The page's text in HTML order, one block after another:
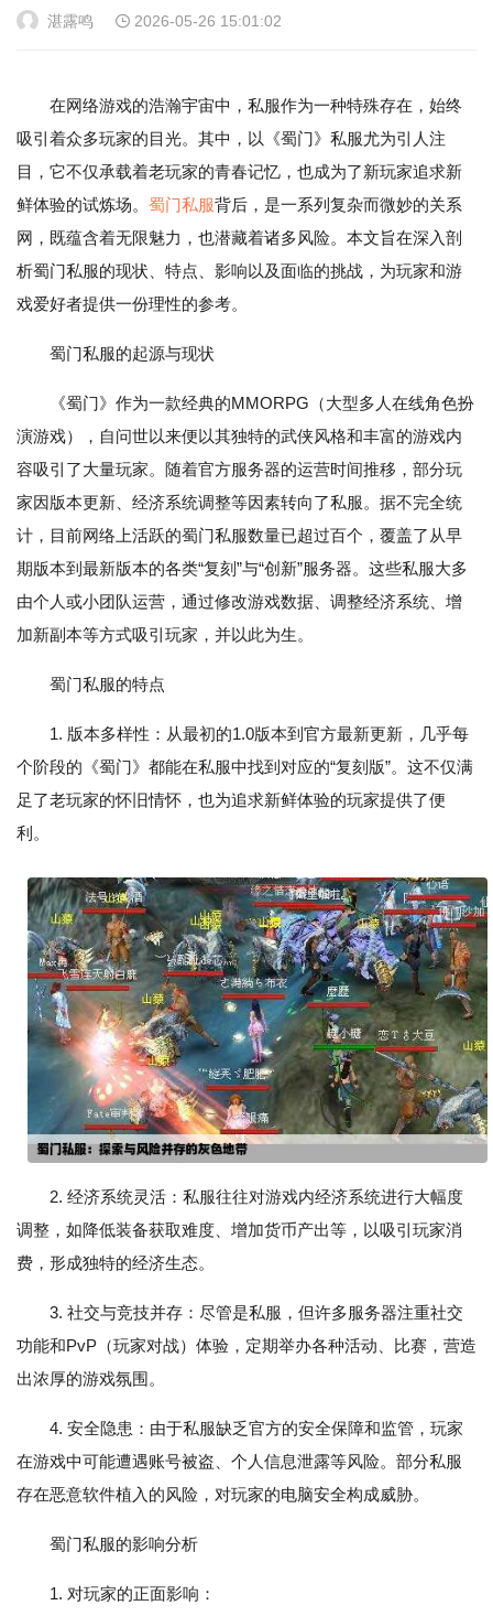
湛露鸣 2026-05-26 15:01:02
在网络游戏的浩瀚宇宙中，私服作为一种特殊存在，始终
吸引着众多玩家的目光。其中，以《蜀门》私服尤为引人注
目，它不仅承载着老玩家的青春记忆，也成为了新玩家追求新
鲜体验的试炼场。 蜀门私服背后，是一系列复杂而微妙的关系
网，既蕴含着无限魅力，也潜藏着诸多风险。本文旨在深入剖
析蜀门私服的现状、特点、影响以及面临的挑战，为玩家和游
戏爱好者提供一份理性的参考。
蜀门私服的起源与现状
《蜀门》作为一款经典的MMORPG（大型多人在线角色扮
演游戏），自问世以来便以其独特的武侠风格和丰富的游戏内
容吸引了大量玩家。随着官方服务器的运营时间推移，部分玩
家因版本更新、经济系统调整等因素转向了私服。据不完全统
计，目前网络上活跃的蜀门私服数量已超过百个，覆盖了从早
期版本到最新版本的各类“复刻”与“创新”服务器。这些私服大多
由个人或小团队运营，通过修改游戏数据、调整经济系统、增
加新副本等方式吸引玩家，并以此为生。
蜀门私服的特点
1. 版本多样性：从最初的1.0版本到官方最新更新，几乎每
个阶段的《蜀门》都能在私服中找到对应的“复刻版”。这不仅满
足了老玩家的怀旧情怀，也为追求新鲜体验的玩家提供了便
利。
2. 经济系统灵活：私服往往对游戏内经济系统进行大幅度
调整，如降低装备获取难度、增加货币产出等，以吸引玩家消
费，形成独特的经济生态。
3. 社交与竞技并存：尽管是私服，但许多服务器注重社交
功能和PvP（玩家对战）体验，定期举办各种活动、比赛，营造
出浓厚的游戏氛围。
4. 安全隐患：由于私服缺乏官方的安全保障和监管，玩家
在游戏中可能遭遇账号被盗、个人信息泄露等风险。部分私服
存在恶意软件植入的风险，对玩家的电脑安全构成威胁。
蜀门私服的影响分析
1. 对玩家的正面影响：